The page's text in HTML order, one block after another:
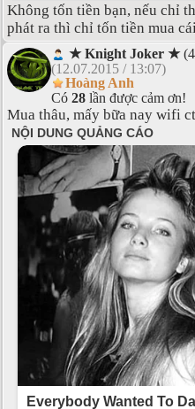
Không tốn tiền bạn, nếu chỉ
phát ra thì chỉ tốn tiền mua
★ Knight Joker ★
(12.07.2015 / 13:07)
Hoàng Anh
Có 28 lần được cảm ơn!
Mua thâu, mấy bữa nay wifi